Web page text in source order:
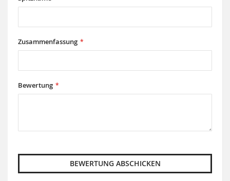
Zusammenfassung
Bewertung
BEWERTUNG ABSCHICKEN